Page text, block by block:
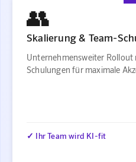
👥
Skalierung & Team-
Unternehmensweiter Rollout
Schulungen für maximale
✓ Ihr Team wird KI-fit